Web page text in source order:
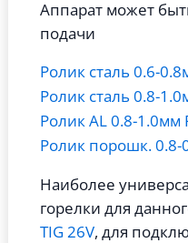
Аппарат может
подачи
Ролик сталь 0.6-
Ролик сталь 0.8-
Ролик AL 0.8-1.0мм
Ролик порошк. 0.8-
Наиболее
горелки для
TIG 26V, для